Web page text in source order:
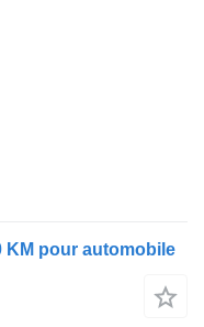
KM pour automobile